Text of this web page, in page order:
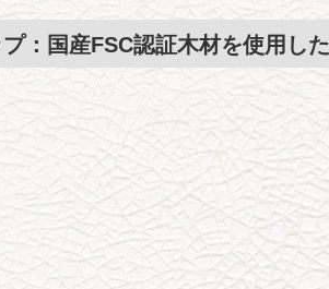
プ：国産FSC認証木材を使用し